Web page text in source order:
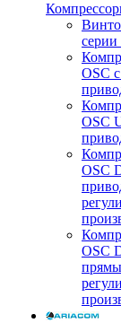
серии
OSC
OSC
OSC
OSC